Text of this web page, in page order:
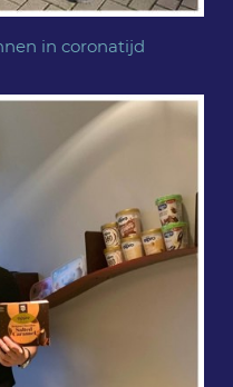
in coronatijd